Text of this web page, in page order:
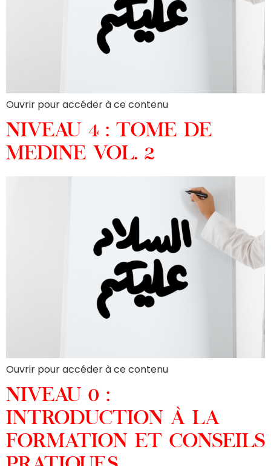
Ouvrir pour accéder à ce contenu
NIVEAU 4 : TOME DE
MEDINE VOL. 2
Ouvrir pour accéder à ce contenu
NIVEAU 0 :
INTRODUCTION À LA
FORMATION ET CONSEILS